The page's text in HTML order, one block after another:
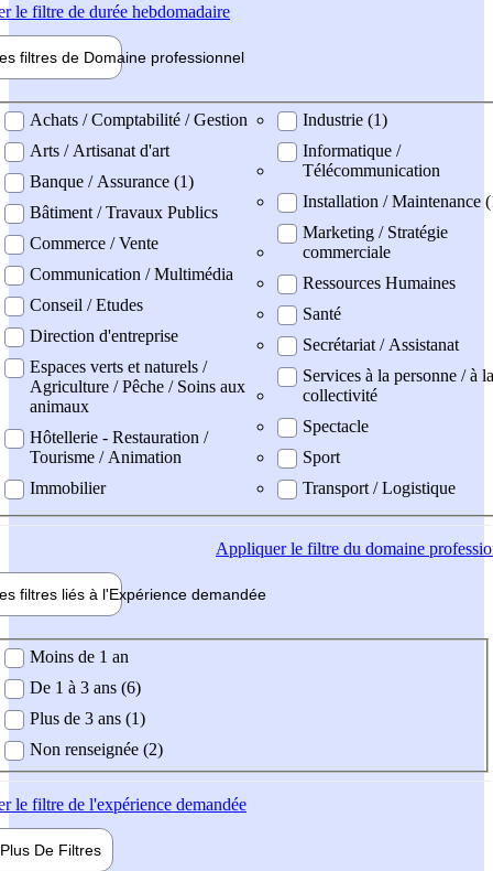
le filtre de durée hebdomadaire
filtres de Domaine professionnel
professionel
Achats / Comptabilité / Gestion
Arts / Artisanat d'art
Banque / Assurance (1)
Bâtiment / Travaux Publics
Commerce / Vente
Communication / Multimédia
Conseil / Etudes
Direction d'entreprise
Espaces verts et naturels /
Agriculture / Pêche / Soins aux
animaux
Hôtellerie - Restauration /
Tourisme / Animation
Immobilier
Industrie (1)
Informatique /
Télécommunication
Installation / Maintenance
Marketing / Stratégie
commerciale
Ressources Humaines
Santé
Secrétariat / Assistanat
Services à la personne / à la
collectivité
Spectacle
Sport
Transport / Logistique
Appliquerle filtre du domaine
filtres liés à l'Expérience demandée
demandée
Moins de 1 an
De 1 à 3 ans (6)
Plus de 3 ans (1)
Non renseignée (2)
le filtre de l'expérience demandée
Plus De Filtres